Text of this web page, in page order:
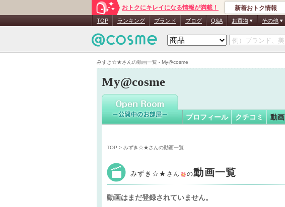
みずき☆★さんの動画一覧 - My@cosme
おトクにキレイになる情報が満載！ 新着おトク情報
TOP ランキング ブランド ブログ Q&A お買物 その他
My@cosme
みずき☆★さん
プロフィール クチコミ 動画
TOP > みずき☆★さんの動画一覧
みずき☆★ さん の動画一覧
動画はまだ登録されていません。